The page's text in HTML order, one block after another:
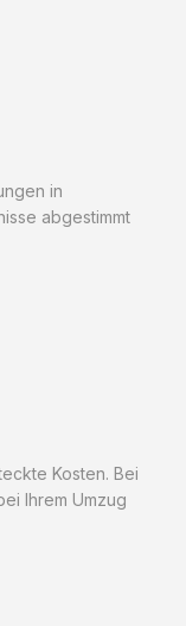
in
abgestimmt
Kosten. Bei
Ihrem Umzug